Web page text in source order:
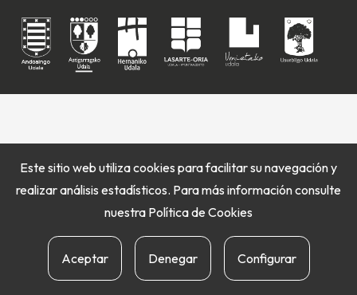
Este sitio web utiliza cookies para facilitar su navegación y
realizar análisis estadísticos. Para más información consulte
nuestra Política de Cookies
Aceptar Denegar Configurar